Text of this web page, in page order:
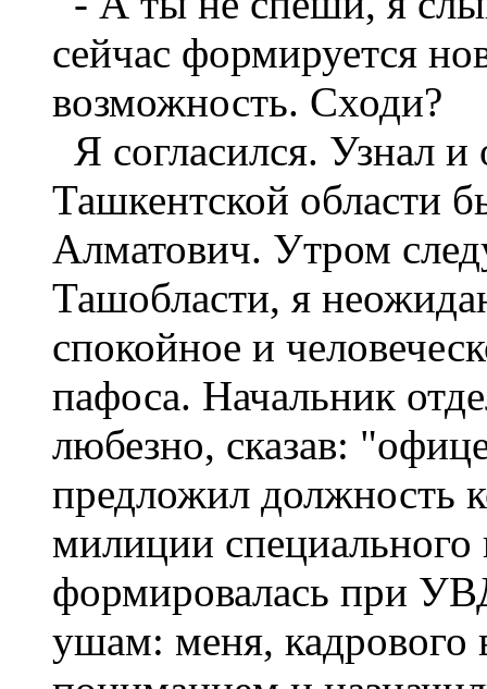
сейчас формируется
возможность. Сходи?
Я согласился. Узнал
Ташкентской области
Алматович. Утром
Ташобласти, я
спокойное и
пафоса. Начальник
любезно, сказав:
предложил должность
милиции специального
формировалась при
ушам: меня,